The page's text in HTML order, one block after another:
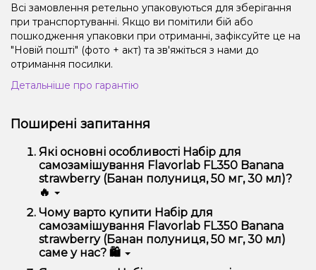
Всі замовлення ретельно упаковуються для зберігання
при транспортуванні. Якщо ви помітили бій або
пошкодження упаковки при отриманні, зафіксуйте це на
"Новій пошті" (фото + акт) та зв'яжіться з нами до
отримання посилки.
Детальніше про гарантію
Поширені запитання
Які основні особливості Набір для
самозамішування Flavorlab FL350 Banana
strawberry (Банан полуниця, 50 мг, 30 мл)?
🔥
Набір для самозамішування Flavorlab FL350 Banana
strawberry (Банан полуниця, 50 мг, 30 мл)
відрізняється високою якістю, зручністю
використання та надійністю.
Чому варто купити Набір для
самозамішування Flavorlab FL350 Banana
strawberry (Банан полуниця, 50 мг, 30 мл)
саме у нас? 🛍️